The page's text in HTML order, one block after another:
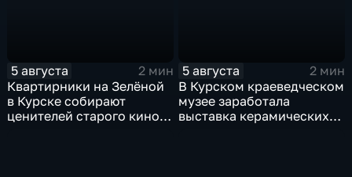
5 августа
2 мин
Квартирники на Зелёной
в Курске собирают
ценителей старого кино
5 августа
2 мин
В Курском краеведческом
музее заработала
выставка керамических